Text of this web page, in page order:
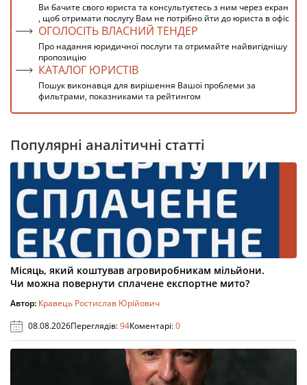
Ви бачите свого юриста та консультуєтесь з ним через екран
, щоб отримати послугу Вам не потрібно йти до юриста в офіс
ОГОЛОСІТЬ ВЛАСНИЙ ТЕНДЕР
Про надання юридичної послуги та отримайте найвигіднішу
пропозицію
КАТАЛОГ ЮРИСТІВ
Пошук виконавця для вирішення Вашої проблеми за
фильтрами, показниками та рейтингом
Популярні аналітичні статті
Місяць, який коштував агровиробникам мільйони.
Чи можна повернути сплачене експортне мито?
Автор: Кравець Ростислав Юрійович
08.08.2026Переглядів:94Коментарі:0